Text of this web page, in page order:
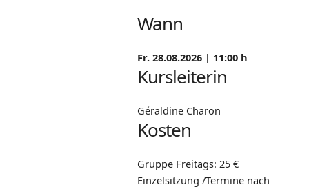
Wann
Fr. 28.08.2026 | 11:00 h
Kursleiterin
Géraldine Charon
Kosten
Gruppe Freitags: 25 €
Einzelsitzung /Termine nach